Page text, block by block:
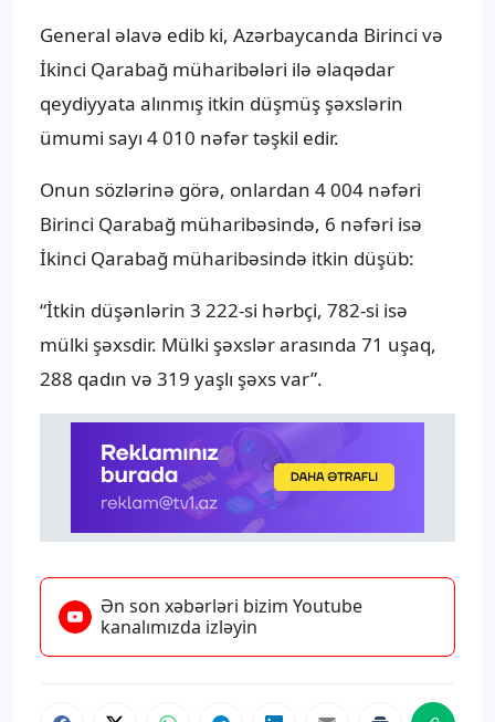
General əlavə edib ki, Azərbaycanda Birinci və
İkinci Qarabağ müharibələri ilə əlaqədar
qeydiyyata alınmış itkin düşmüş şəxslərin
ümumi sayı 4 010 nəfər təşkil edir.
Onun sözlərinə görə, onlardan 4 004 nəfəri
Birinci Qarabağ müharibəsində, 6 nəfəri isə
İkinci Qarabağ müharibəsində itkin düşüb:
“İtkin düşənlərin 3 222-si hərbçi, 782-si isə
mülki şəxsdir. Mülki şəxslər arasında 71 uşaq,
288 qadın və 319 yaşlı şəxs var”.
Ən son xəbərləri bizim Youtube
kanalımızda izləyin